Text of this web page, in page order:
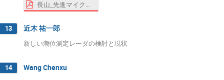
長山_先進マイクロ波研究会_2024-12-27.pdf
13 近木 祐一郎
新しい潮位測定レーダの検討と現状
14 Wang Chenxu